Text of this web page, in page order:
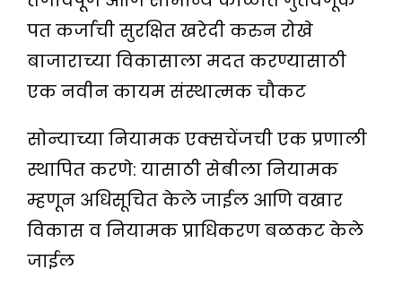
पत कर्जाची सुरक्षित खरेदी करुन रोखे
बाजाराच्या विकासाला मदत करण्यासाठी
एक नवीन कायम संस्थात्मक चौकट
सोन्याच्या नियामक एक्सचेंजची एक प्रणाली
स्थापित करणे: यासाठी सेबीला नियामक
म्हणून अधिसूचित केले जाईल आणि वखार
विकास व नियामक प्राधिकरण बळकट केले
जाईल